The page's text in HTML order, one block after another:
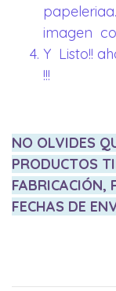
imagen
Y Listo!!
!!!
NO OLVIDES
PRODUCTOS
FABRICACIÓN,
FECHAS DE